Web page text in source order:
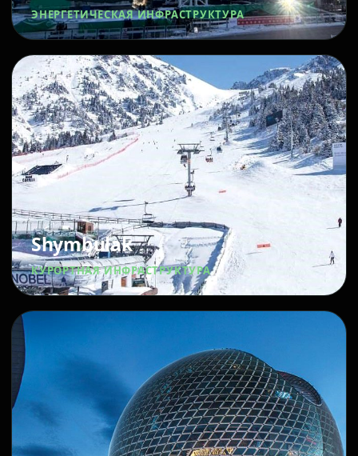
ЭНЕРГЕТИЧЕСКАЯ ИНФРАСТРУКТУРА
Shymbulak
КУРОРТНАЯ ИНФРАСТРУКТУРА